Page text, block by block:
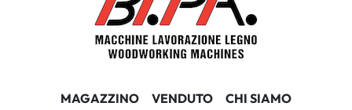
MAGAZZINO VENDUTO CHI SIAMO